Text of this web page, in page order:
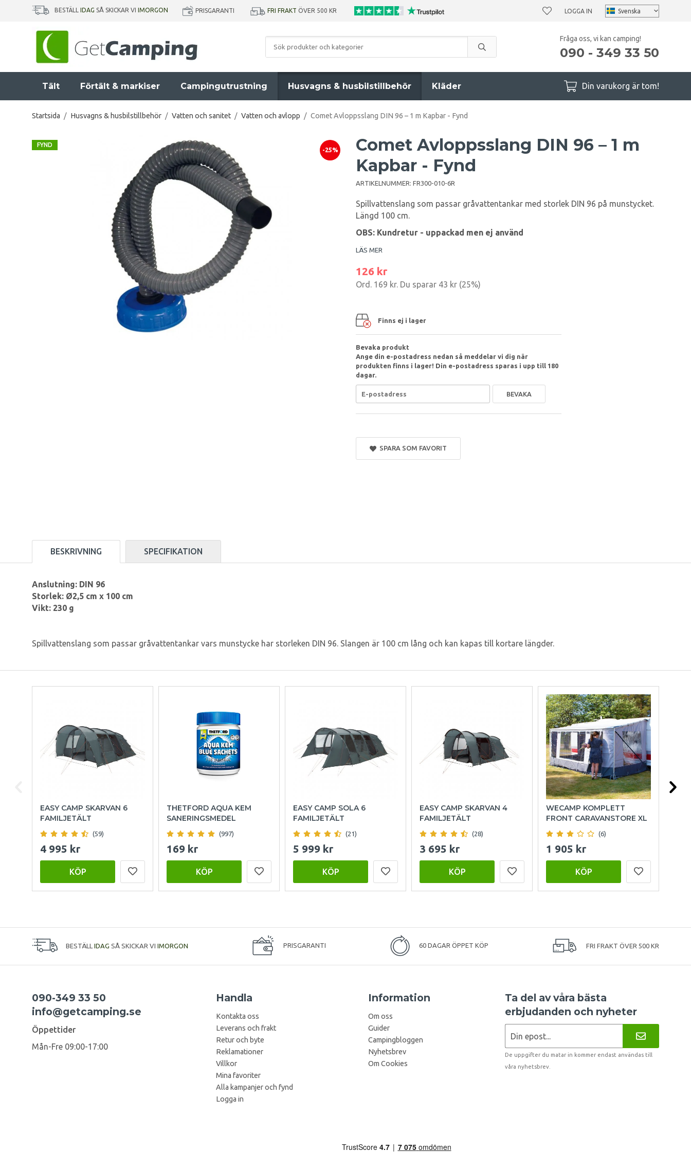
BESTÄLL IDAG SÅ SKICKAR VI IMORGON PRISGARANTI FRI FRAKT ÖVER 500 KR LOGGA IN
Fråga oss, vi kan camping!
090 - 349 33 50
Tält Förtält & markiser Campingutrustning Husvagns & husbilstillbehör Kläder Din varukorg är tom!
Startsida / Husvagns & husbilstillbehör / Vatten och sanitet / Vatten och avlopp / Comet Avloppsslang DIN 96 – 1 m Kapbar - Fynd
FYND
-25%
Comet Avloppsslang DIN 96 – 1 m
Kapbar - Fynd
ARTIKELNUMMER: FR300-010-6R
Spillvattenslang som passar gråvattentankar med storlek DIN 96 på munstycket.
Längd 100 cm.
OBS: Kundretur - uppackad men ej använd
LÄS MER
126 kr
Ord. 169 kr. Du sparar 43 kr (25%)
Finns ej i lager
Bevaka produkt
Ange din e-postadress nedan så meddelar vi dig när
produkten finns i lager! Din e-postadress sparas i upp till 180
dagar.
BEVAKA
SPARA SOM FAVORIT
BESKRIVNING SPECIFIKATION
Anslutning: DIN 96
Storlek: Ø2,5 cm x 100 cm
Vikt: 230 g
Spillvattenslang som passar gråvattentankar vars munstycke har storleken DIN 96. Slangen är 100 cm lång och kan kapas till kortare längder.
EASY CAMP SKARVAN 6
FAMILJETÄLT
(59)
4 995 kr
KÖP
THETFORD AQUA KEM
SANERINGSMEDEL
(997)
169 kr
KÖP
EASY CAMP SOLA 6
FAMILJETÄLT
(21)
5 999 kr
KÖP
EASY CAMP SKARVAN 4
FAMILJETÄLT
(28)
3 695 kr
KÖP
WECAMP KOMPLETT
FRONT CARAVANSTORE XL
(6)
1 905 kr
KÖP
BESTÄLL IDAG SÅ SKICKAR VI IMORGON PRISGARANTI 60 DAGAR ÖPPET KÖP FRI FRAKT ÖVER 500 KR
090-349 33 50
info@getcamping.se
Öppettider
Mån-Fre 09:00-17:00
Handla
Kontakta oss
Leverans och frakt
Retur och byte
Reklamationer
Villkor
Mina favoriter
Alla kampanjer och fynd
Logga in
Information
Om oss
Guider
Campingbloggen
Nyhetsbrev
Om Cookies
Ta del av våra bästa
erbjudanden och nyheter
De uppgifter du matar in kommer endast användas till
våra nyhetsbrev.